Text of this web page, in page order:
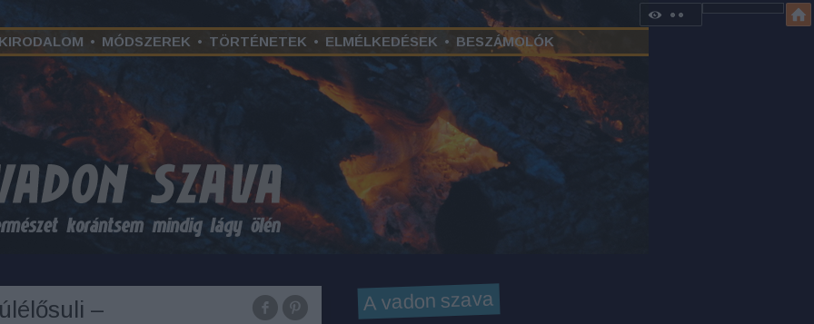
• MÓDSZEREK • TÖRTÉNETEK • ELMÉLKEDÉSEK • BESZÁMOLÓK
–
A vadon szava